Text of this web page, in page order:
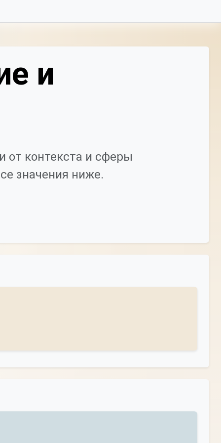
и
от контекста и сферы
значения ниже.